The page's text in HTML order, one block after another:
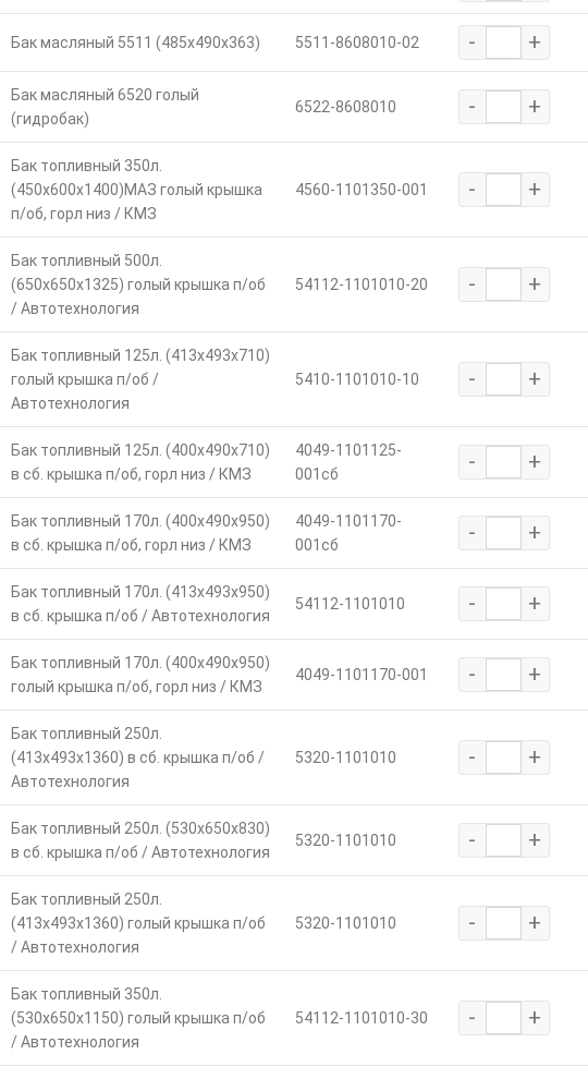
Бак масляный 5511 (485х490х363) 5511-8608010-02 - +
Бак масляный 6520 голый
(гидробак)
6522-8608010 - +
Бак топливный 350л.
(450х600х1400)МАЗ голый крышка
п/об, горл низ / КМЗ
4560-1101350-001 - +
Бак топливный 500л.
(650х650х1325) голый крышка п/об
/ Автотехнология
54112-1101010-20 - +
Бак топливный 125л. (413х493х710)
голый крышка п/об /
Автотехнология
5410-1101010-10 - +
Бак топливный 125л. (400х490х710)
в сб. крышка п/об, горл низ / КМЗ
4049-1101125-
001сб
- +
Бак топливный 170л. (400х490х950)
в сб. крышка п/об, горл низ / КМЗ
4049-1101170-
001сб
- +
Бак топливный 170л. (413х493х950)
в сб. крышка п/об / Автотехнология
54112-1101010 - +
Бак топливный 170л. (400х490х950)
голый крышка п/об, горл низ / КМЗ
4049-1101170-001 - +
Бак топливный 250л.
(413х493х1360) в сб. крышка п/об /
Автотехнология
5320-1101010 - +
Бак топливный 250л. (530х650х830)
в сб. крышка п/об / Автотехнология
5320-1101010 - +
Бак топливный 250л.
(413х493х1360) голый крышка п/об
/ Автотехнология
5320-1101010 - +
Бак топливный 350л.
(530х650х1150) голый крышка п/об
/ Автотехнология
54112-1101010-30 - +